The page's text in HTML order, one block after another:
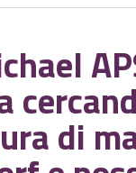
di